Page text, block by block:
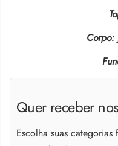
Corpo:
Quer receber
Escolha suas